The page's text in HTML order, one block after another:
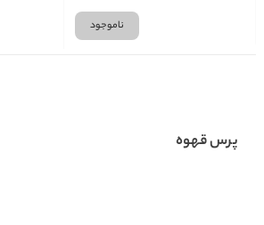
ناموجود
پرس قهوه